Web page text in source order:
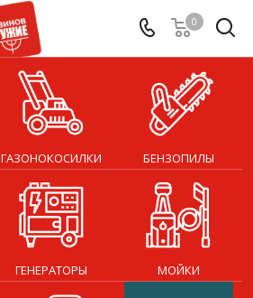
0
ГАЗОНОКОСИЛКИ БЕНЗОПИЛЫ
ГЕНЕРАТОРЫ МОЙКИ